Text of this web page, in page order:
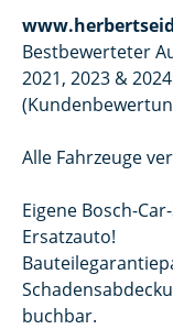
Bestbewerteter
2021, 2023 &
Alle Fahrzeuge
Eigene Bosch-
Ersatzauto!
buchbar.